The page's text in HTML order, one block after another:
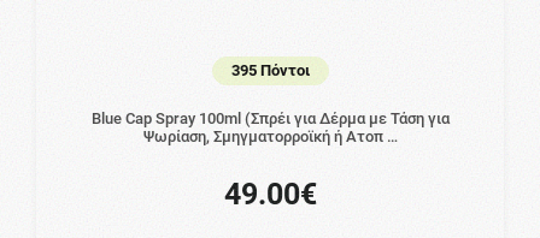
395 Πόντοι
Blue Cap Spray 100ml (Σπρέι για Δέρμα με Τάση για
Ψωρίαση, Σμηγματορροϊκή ή Ατοπ …
49.00€